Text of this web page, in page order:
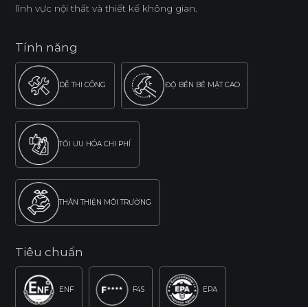
lĩnh vực nội thất và thiết kế không gian.
Tính năng
DỄ THI CÔNG ĐỘ BỀN BỀ MẶT CAO
TỐI ƯU HÓA CHI PHÍ
THÂN THIỆN MÔI TRƯỜNG
Tiêu chuẩn
ENF F4S EPA